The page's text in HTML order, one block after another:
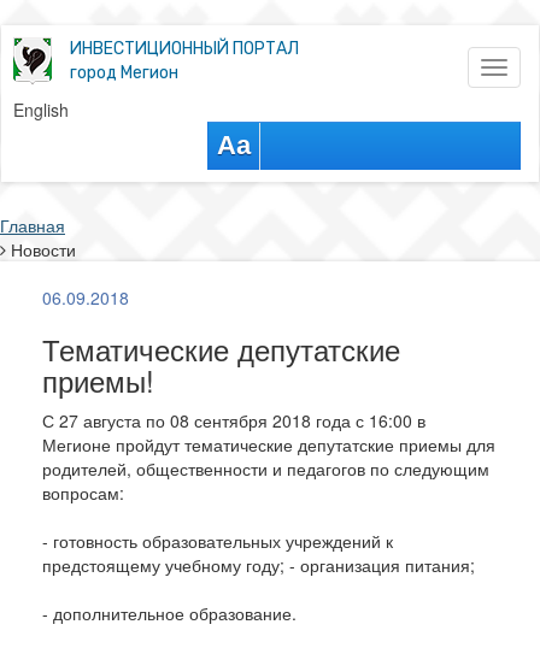
ИНВЕСТИЦИОННЫЙ ПОРТАЛ
город Мегион
English
Aa
Главная
Новости
06.09.2018
Тематические депутатские
приемы!
С 27 августа по 08 сентября 2018 года с 16:00 в
Мегионе пройдут тематические депутатские приемы для
родителей, общественности и педагогов по следующим
вопросам:
- готовность образовательных учреждений к
предстоящему учебному году; - организация питания;
- дополнительное образование.